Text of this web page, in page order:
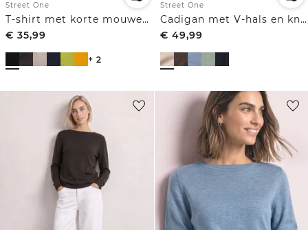
Street One
T-shirt met korte mouwen en ronde hals in effen kleur
€ 35,99
+ 2
Street One
Cadigan met V-hals en knoopsluiting
€ 49,99